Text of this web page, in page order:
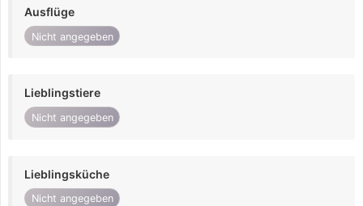
Ausflüge
Nicht angegeben
Lieblingstiere
Nicht angegeben
Lieblingsküche
Nicht angegeben